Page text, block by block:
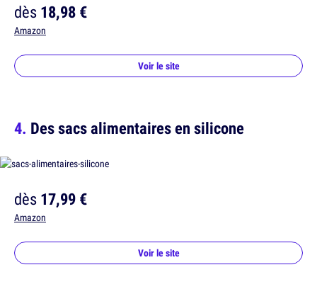
dès18,98 €
Amazon
Voir le site
Des sacs alimentaires en silicone
dès17,99 €
Amazon
Voir le site